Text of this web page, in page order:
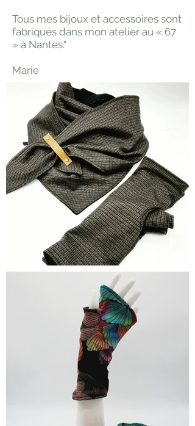
Tous mes bijoux et accessoires sont
fabriqués dans mon atelier au « 67
» à Nantes."
Marie